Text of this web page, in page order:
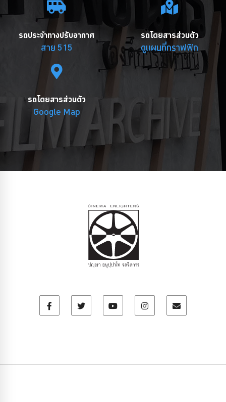
รถประจำทางปรับอากาศ
สาย 515
รถโดยสารส่วนตัว
ดูแผนที่กราฟฟิก
รถโดยสารส่วนตัว
Google Map